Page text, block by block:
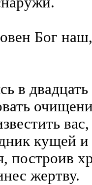
Бог
в
кущей
построив
жертву.